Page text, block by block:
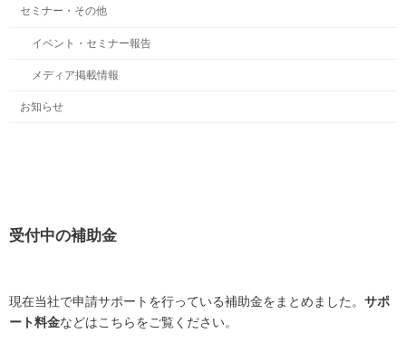
セミナー・その他
イベント・セミナー報告
メディア掲載情報
お知らせ
受付中の補助金
現在当社で申請サポートを行っている補助金をまとめました。 サポ
ート料金などはこちらをご覧ください。